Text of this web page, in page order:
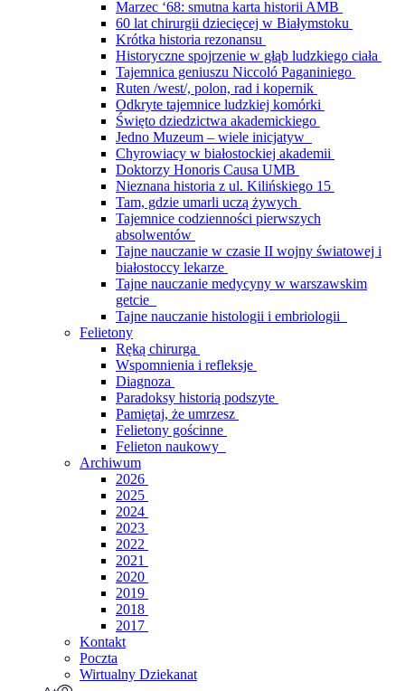
Marzec ‘68: smutna karta historii AMB
60 lat chirurgii dziecięcej w Białymstoku
Krótka historia rezonansu
Historyczne spojrzenie w głąb ludzkiego ciała
Tajemnica geniuszu Niccoló Paganiniego
Ruten /west/, polon, rad i kopernik
Odkryte tajemnice ludzkiej komórki
Święto dziedzictwa akademickiego
Jedno Muzeum – wiele inicjatyw
Chyrowiacy w białostockiej akademii
Doktorzy Honoris Causa UMB
Nieznana historia z ul. Kilińskiego 15
Tam, gdzie umarli uczą żywych
Tajemnice codzienności pierwszych
absolwentów
Tajne nauczanie w czasie II wojny światowej i
białostoccy lekarze
Tajne nauczanie medycyny w warszawskim
getcie
Tajne nauczanie histologii i embriologii
Felietony
Ręką chirurga
Wspomnienia i refleksje
Diagnoza
Paradoksy historią podszyte
Pamiętaj, że umrzesz
Felietony gościnne
Felieton naukowy
Archiwum
2026
2025
2024
2023
2022
2021
2020
2019
2018
2017
Kontakt
Poczta
Wirtualny Dziekanat